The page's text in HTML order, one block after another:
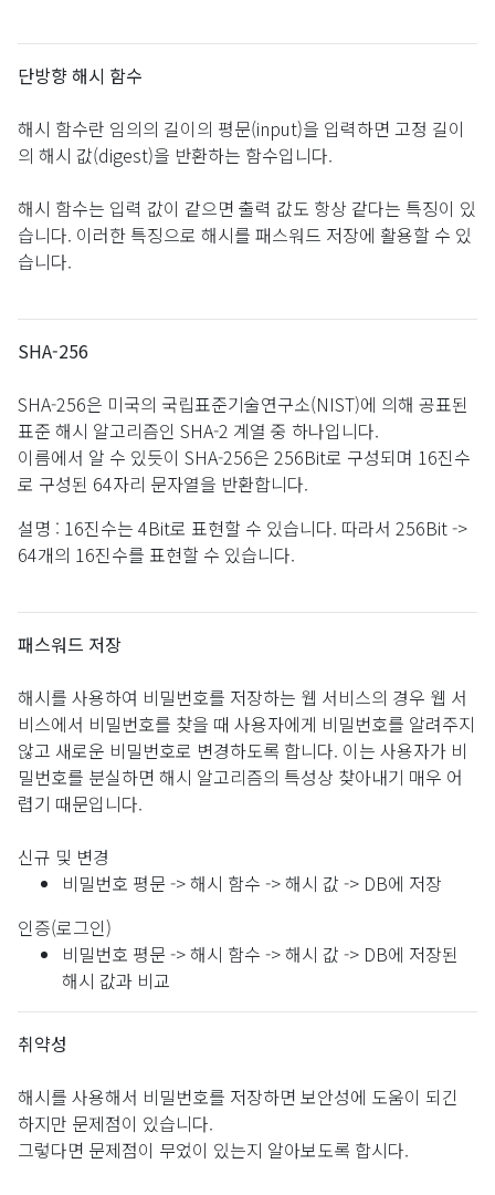
단방향 해시 함수
해시 함수란 임의의 길이의 평문(input)을 입력하면 고정 길이
의 해시 값(digest)을 반환하는 함수입니다.
해시 함수는 입력 값이 같으면 출력 값도 항상 같다는 특징이 있
습니다. 이러한 특징으로 해시를 패스워드 저장에 활용할 수 있
습니다.
SHA-256
SHA-256은 미국의 국립표준기술연구소(NIST)에 의해 공표된
표준 해시 알고리즘인 SHA-2 계열 중 하나입니다.
이름에서 알 수 있듯이 SHA-256은 256Bit로 구성되며 16진수
로 구성된 64자리 문자열을 반환합니다.
설명 : 16진수는 4Bit로 표현할 수 있습니다. 따라서 256Bit ->
64개의 16진수를 표현할 수 있습니다.
패스워드 저장
해시를 사용하여 비밀번호를 저장하는 웹 서비스의 경우 웹 서
비스에서 비밀번호를 찾을 때 사용자에게 비밀번호를 알려주지
않고 새로운 비밀번호로 변경하도록 합니다. 이는 사용자가 비
밀번호를 분실하면 해시 알고리즘의 특성상 찾아내기 매우 어
렵기 때문입니다.
신규 및 변경
비밀번호 평문 -> 해시 함수 -> 해시 값 -> DB에 저장
인증(로그인)
비밀번호 평문 -> 해시 함수 -> 해시 값 -> DB에 저장된
해시 값과 비교
취약성
해시를 사용해서 비밀번호를 저장하면 보안성에 도움이 되긴
하지만 문제점이 있습니다.
그렇다면 문제점이 무었이 있는지 알아보도록 합시다.